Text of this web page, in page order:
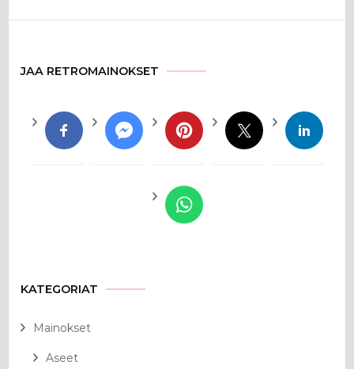
JAA RETROMAINOKSET
KATEGORIAT
Mainokset
Aseet